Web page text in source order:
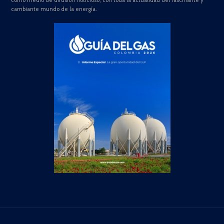
cambiante mundo de la energía.